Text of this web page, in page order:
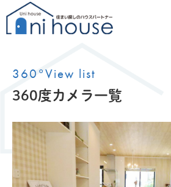
360°View list
360度カメラ一覧